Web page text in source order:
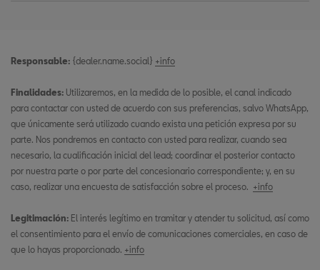
Responsable: {dealer.name.social} +info
Finalidades: Utilizaremos, en la medida de lo posible, el canal indicado
para contactar con usted de acuerdo con sus preferencias, salvo WhatsApp,
que únicamente será utilizado cuando exista una petición expresa por su
parte. Nos pondremos en contacto con usted para realizar, cuando sea
necesario, la cualificación inicial del lead; coordinar el posterior contacto
por nuestra parte o por parte del concesionario correspondiente; y, en su
caso, realizar una encuesta de satisfacción sobre el proceso. +info
Legitimación: El interés legítimo en tramitar y atender tu solicitud, así como
el consentimiento para el envío de comunicaciones comerciales, en caso de
que lo hayas proporcionado. +info